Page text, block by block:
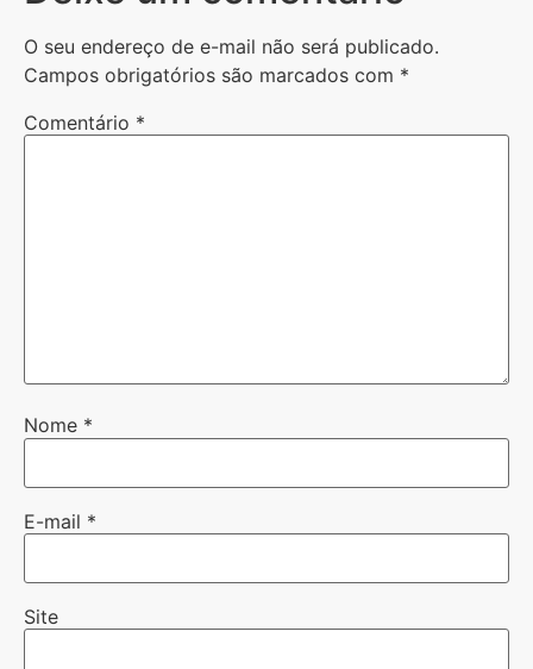
O seu endereço de e-mail não será publicado.
Campos obrigatórios são marcados com *
Comentário *
Nome *
E-mail *
Site